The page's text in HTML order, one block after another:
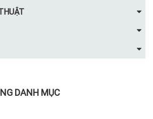
DANH MỤC